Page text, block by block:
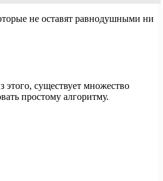
не оставят равнодушными ни
существует множество
простому алгоритму.